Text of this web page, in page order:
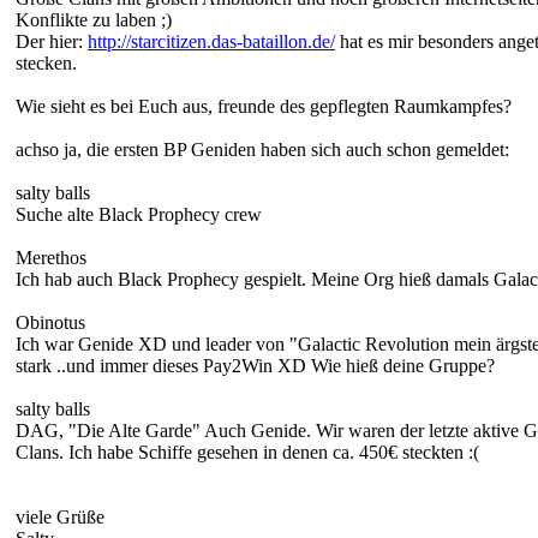
Konflikte zu laben ;)
Der hier: http://starcitizen.das-bataillon.de/hat es mir besonders
stecken.
Wie sieht es bei Euch aus, freunde des gepflegten Raumkampfes?
achso ja, die ersten BP Geniden haben sich auch schon gemeldet:
salty balls
Suche alte Black Prophecy crew
Merethos
Ich hab auch Black Prophecy gespielt. Meine Org hieß damals
Obinotus
Ich war Genide XD und leader von "Galactic Revolution mein
stark ..und immer dieses Pay2Win XD Wie hieß deine Gruppe?
salty balls
DAG, "Die Alte Garde" Auch Genide. Wir waren der letzte aktive
Clans. Ich habe Schiffe gesehen in denen ca. 450€ steckten :(
viele Grüße